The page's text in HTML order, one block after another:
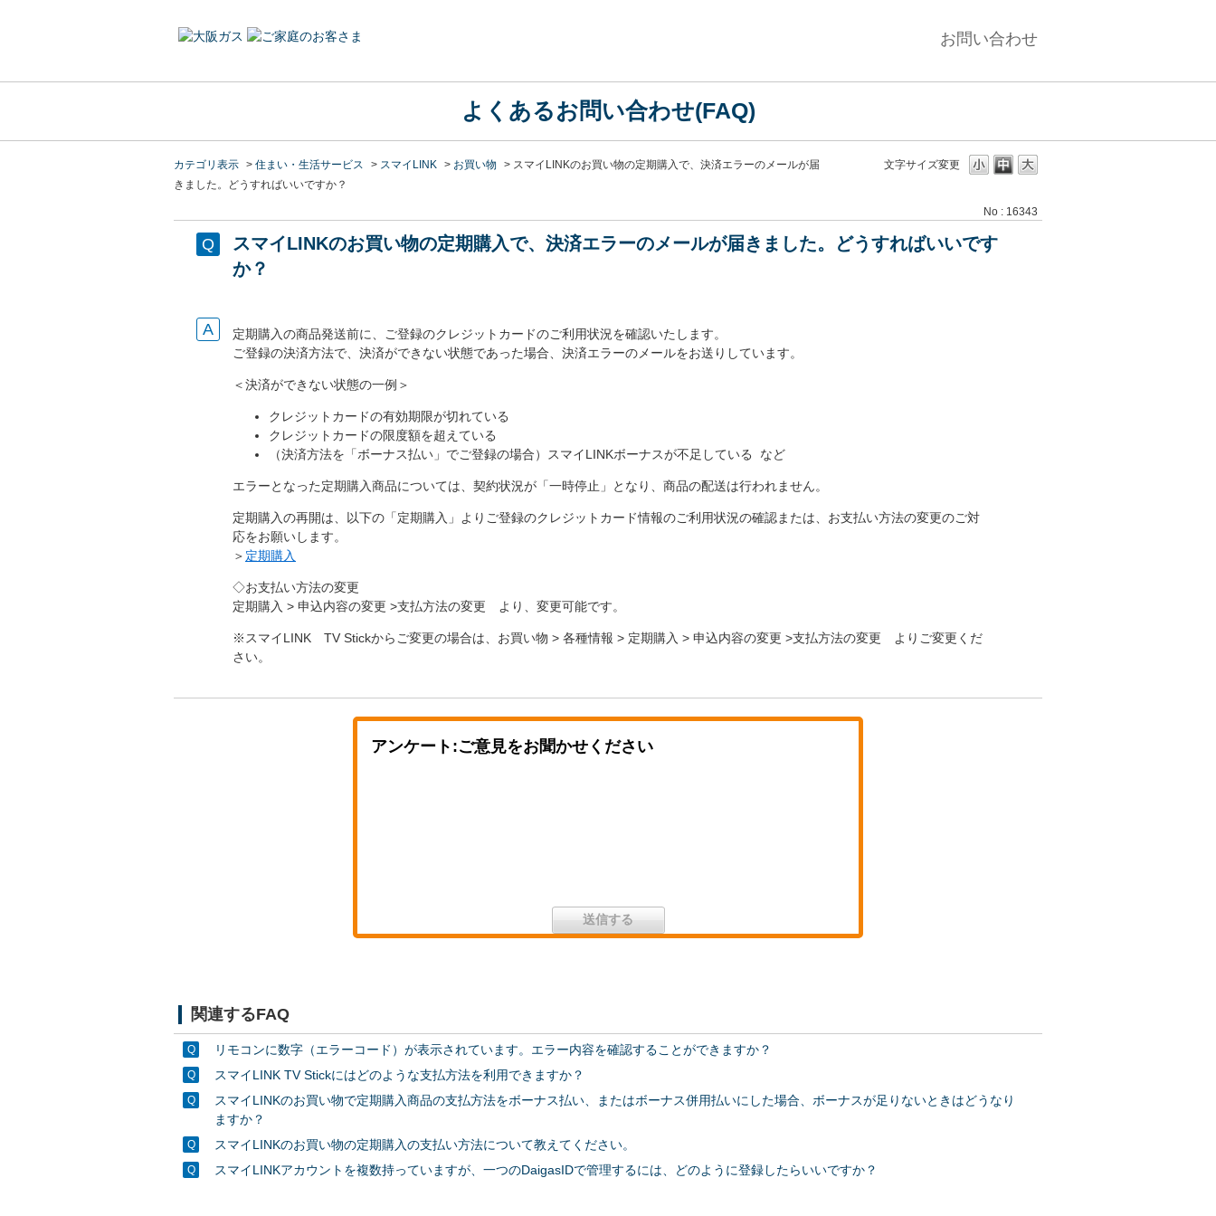
お問い合わせ
よくあるお問い合わせ(FAQ)
文字サイズ変更
カテゴリ表示 > 住まい・生活サービス > スマイLINK > お買い物 > スマイLINKのお買い物の定期購入で、決済エラーのメールが届
きました。どうすればいいですか？
No : 16343
スマイLINKのお買い物の定期購入で、決済エラーのメールが届きました。どうすればいいです
か？
定期購入の商品発送前に、ご登録のクレジットカードのご利用状況を確認いたします。
ご登録の決済方法で、決済ができない状態であった場合、決済エラーのメールをお送りしています。
＜決済ができない状態の一例＞
クレジットカードの有効期限が切れている
クレジットカードの限度額を超えている
（決済方法を「ボーナス払い」でご登録の場合）スマイLINKボーナスが不足している など
エラーとなった定期購入商品については、契約状況が「一時停止」となり、商品の配送は行われません。
定期購入の再開は、以下の「定期購入」よりご登録のクレジットカード情報のご利用状況の確認または、お支払い方法の変更のご対
応をお願いします。
＞ 定期購入
◇お支払い方法の変更
定期購入 > 申込内容の変更 >支払方法の変更 より、変更可能です。
※スマイLINK TV Stickからご変更の場合は、お買い物 > 各種情報 > 定期購入 > 申込内容の変更 >支払方法の変更 よりご変更くだ
さい。
アンケート:ご意見をお聞かせください
関連するFAQ
リモコンに数字（エラーコード）が表示されています。エラー内容を確認することができますか？
スマイLINK TV Stickにはどのような支払方法を利用できますか？
スマイLINKのお買い物で定期購入商品の支払方法をボーナス払い、またはボーナス併用払いにした場合、ボーナスが足りないときはどうなり
ますか？
スマイLINKのお買い物の定期購入の支払い方法について教えてください。
スマイLINKアカウントを複数持っていますが、一つのDaigasIDで管理するには、どのように登録したらいいですか？